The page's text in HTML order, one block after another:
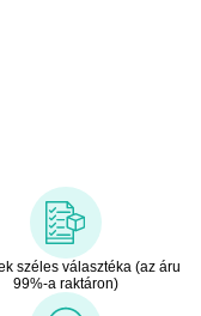
széles választéka (az áru
99%-a raktáron)